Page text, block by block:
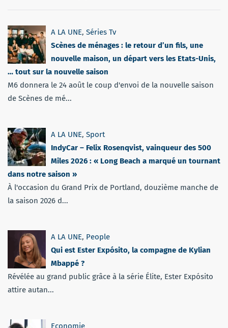
A LA UNE, Séries Tv
Scènes de ménages : le retour d’un fils, une
nouvelle maison, un départ vers les Etats-Unis,
… tout sur la nouvelle saison
M6 donnera le 24 août le coup d'envoi de la nouvelle saison
de Scènes de mé...
A LA UNE, Sport
IndyCar – Felix Rosenqvist, vainqueur des 500
Miles 2026 : « Long Beach a marqué un tournant
dans notre saison »
À l'occasion du Grand Prix de Portland, douzième manche de
la saison 2026 d...
A LA UNE, People
Qui est Ester Expósito, la compagne de Kylian
Mbappé ?
Révélée au grand public grâce à la série Élite, Ester Expósito
attire autan...
Economie